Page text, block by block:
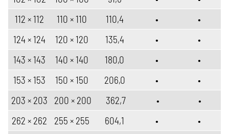
112 × 112
110 × 110 110,4 •
•
124 × 124
120 × 120 135,4 •
•
143 × 143
140 × 140 180,0 •
•
153 × 153
150 × 150 206,0 •
•
203 × 203
200 × 200 362,7 •
•
262 × 262
255 × 255 604,1 •
•